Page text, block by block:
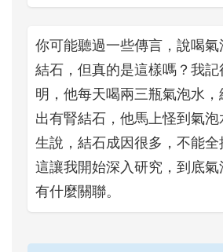
你可能聽過一些傳言，說喝
結石，但真的是這樣嗎？我
明，他每天喝兩三瓶氣泡水
出有腎結石，他馬上怪到氣
生說，結石成因很多，不能全
這讓我開始深入研究，到底氣
有什麼關聯。